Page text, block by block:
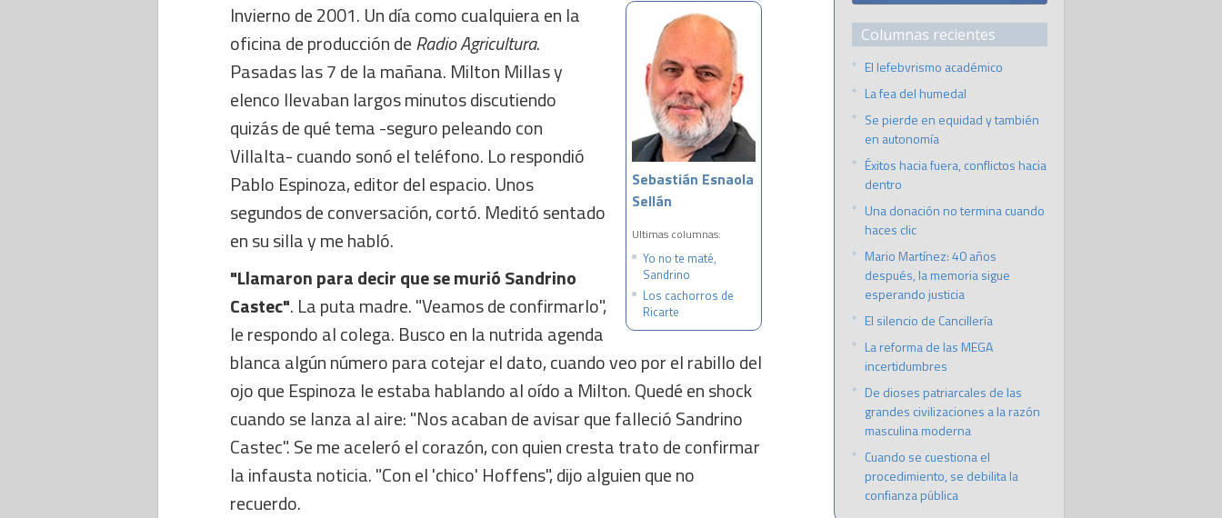
Sebastián Esnaola
Sellán
Ultimas columnas:
Yo no te maté,
Sandrino
Los cachorros de
Ricarte
Invierno de 2001. Un día como cualquiera en la
oficina de producción deRadio Agricultura.
Pasadas las 7 de la mañana. Milton Millas y
elenco llevaban largos minutos discutiendo
quizás de qué tema -seguro peleando con
Villalta- cuando sonó el teléfono. Lo respondió
Pablo Espinoza, editor del espacio. Unos
segundos de conversación, cortó. Meditó sentado
en su silla y me habló.
"Llamaron para decir que se murió Sandrino
Castec". La puta madre. "Veamos de confirmarlo",
le respondo al colega. Busco en la nutrida agenda
blanca algún número para cotejar el dato, cuando veo por el rabillo del
ojo que Espinoza le estaba hablando al oído a Milton. Quedé en shock
cuando se lanza al aire: "Nos acaban de avisar que falleció Sandrino
Castec". Se me aceleró el corazón, con quien cresta trato de confirmar
la infausta noticia. "Con el 'chico' Hoffens", dijo alguien que no
recuerdo.
Columnas recientes
El lefebvrismo académico
La fea del humedal
Se pierde en equidad y también
en autonomía
Éxitos hacia fuera, conflictos hacia
dentro
Una donación no termina cuando
haces clic
Mario Martínez: 40 años
después, la memoria sigue
esperando justicia
El silencio de Cancillería
La reforma de las MEGA
incertidumbres
De dioses patriarcales de las
grandes civilizaciones a la razón
masculina moderna
Cuando se cuestiona el
procedimiento, se debilita la
confianza pública